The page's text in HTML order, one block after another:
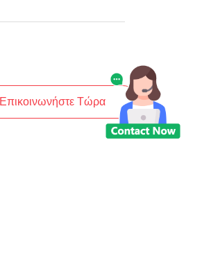
Επικοινωνήστε Τώρα